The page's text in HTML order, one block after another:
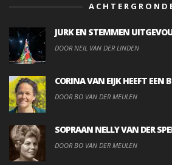
JURK EN STEMMEN
DOOR NEIL VAN DER LINDEN
CORINA VAN EIJK HEEFT EEN
DOOR BO VAN DER MEULEN
SOPRAAN NELLY VAN DER
DOOR BO VAN DER MEULEN